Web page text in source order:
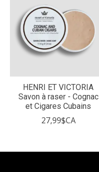
HENRI ET VICTORIA
Savon à raser - Cognac
et Cigares Cubains
27,99$CA